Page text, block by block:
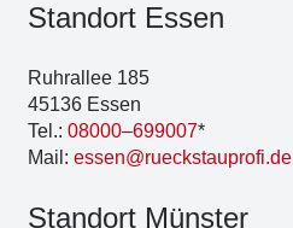
Stand­ort Essen
Ruhr­al­lee 185
45136 Essen
Tel.: 08000–699007*
Mail: essen@rueckstauprofi.de
Stand­ort Müns­ter